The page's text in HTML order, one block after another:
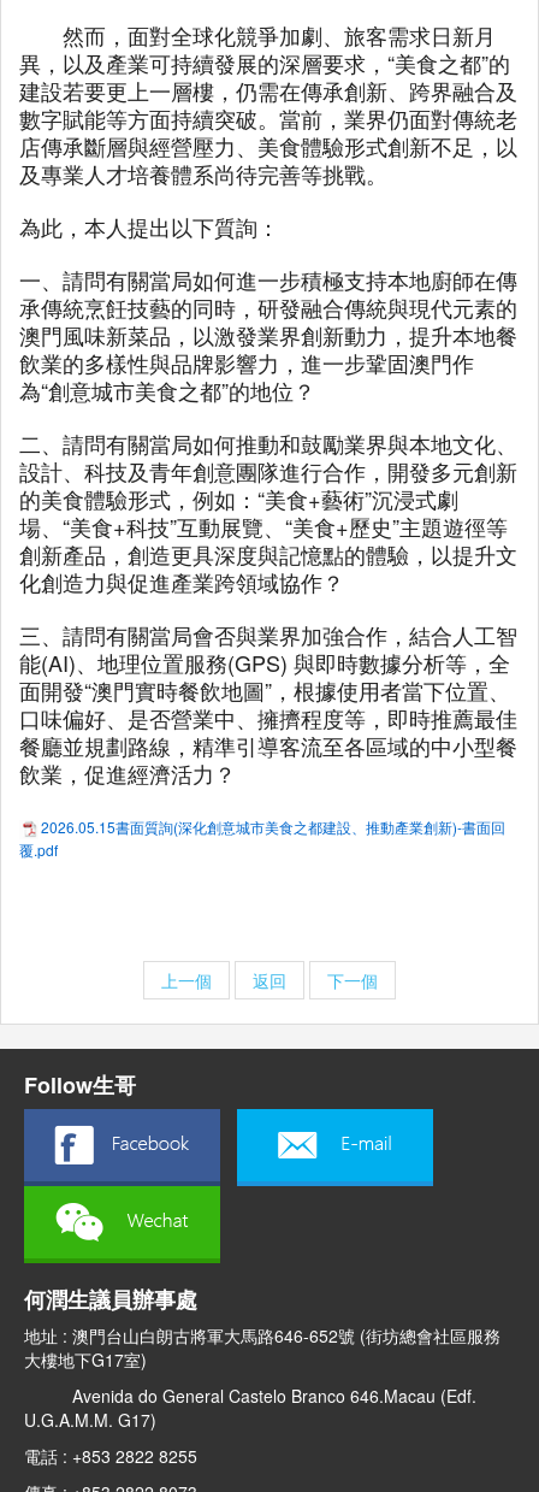
然而，面對全球化競爭加劇、旅客需求日新月
異，以及產業可持續發展的深層要求，“美食之都”的
建設若要更上一層樓，仍需在傳承創新、跨界融合及
數字賦能等方面持續突破。當前，業界仍面對傳統老
店傳承斷層與經營壓力、美食體驗形式創新不足，以
及專業人才培養體系尚待完善等挑戰。
為此，本人提出以下質詢：
一、請問有關當局如何進一步積極支持本地廚師在傳
承傳統烹飪技藝的同時，研發融合傳統與現代元素的
澳門風味新菜品，以激發業界創新動力，提升本地餐
飲業的多樣性與品牌影響力，進一步鞏固澳門作
為“創意城市美食之都”的地位？
二、請問有關當局如何推動和鼓勵業界與本地文化、
設計、科技及青年創意團隊進行合作，開發多元創新
的美食體驗形式，例如：“美食+藝術”沉浸式劇
場、“美食+科技”互動展覽、“美食+歷史”主題遊徑等
創新產品，創造更具深度與記憶點的體驗，以提升文
化創造力與促進產業跨領域協作？
三、請問有關當局會否與業界加強合作，結合人工智
能(AI)、地理位置服務(GPS) 與即時數據分析等，全
面開發“澳門實時餐飲地圖”，根據使用者當下位置、
口味偏好、是否營業中、擁擠程度等，即時推薦最佳
餐廳並規劃路線，精準引導客流至各區域的中小型餐
飲業，促進經濟活力？
2026.05.15書面質詢(深化創意城市美食之都建設、推動產業創新)-書面回
覆.pdf
上一個 返回 下一個
Follow生哥
何潤生議員辦事處
地址 : 澳門台山白朗古將軍大馬路646-652號 (街坊總會社區服務
大樓地下G17室)
Avenida do General Castelo Branco 646.Macau (Edf.
U.G.A.M.M. G17)
電話 : +853 2822 8255